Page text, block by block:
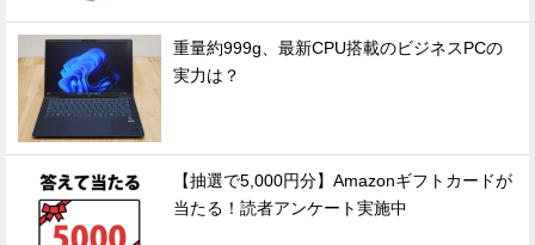
重量約999g、最新CPU搭載のビジネスPCの
実力は？
【抽選で5,000円分】Amazonギフトカードが
当たる！読者アンケート実施中